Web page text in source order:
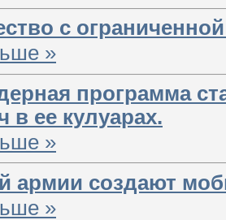
с
»
программа
в ее кулуарах.
»
армии создают
»